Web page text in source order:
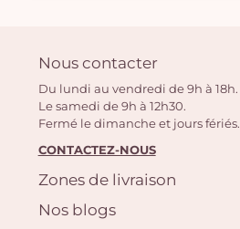
Nous contacter
Du lundi au vendredi de 9h à 18h.
Le samedi de 9h à 12h30.
Fermé le dimanche et jours fériés.
CONTACTEZ-NOUS
Zones de livraison
Nos blogs